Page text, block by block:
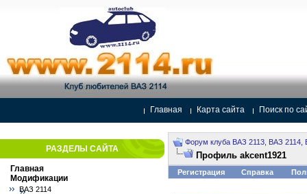
Главная Карта сайта Поиск по
РАЗДЕЛЫ САЙТА
Главная
Модификации
ВАЗ 2114
Форум клуба ВАЗ 2113, ВАЗ 2114,
Профиль akcent1921
Регистрация Справка